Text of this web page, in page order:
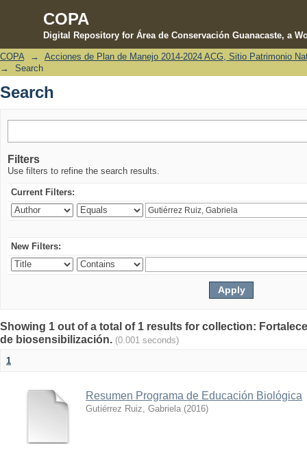
COPA
Digital Repository for Área de Conservación Guanacaste, a
Search
COPA →
Acciones de Plan de Manejo 2014-2024 ACG, Sitio Patrimonio
→
Search
Search
Filters
Use filters to refine the search results.
Current Filters:
New Filters:
Showing 1 out of a total of 1 results for collection:
de biosensibilización. (0.001 seconds)
1
Resumen Programa de Educación Biológica
Gutiérrez Ruiz, Gabriela (2016)